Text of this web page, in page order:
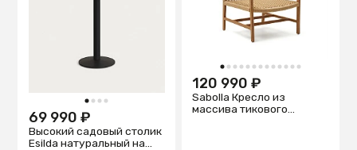
1 2 3 4
69 990 ₽
Высокий садовый столик
Esilda натуральный на
1 2 3 4 5 6 7 8 9 10111213
120 990 ₽
Sabolla Кресло из
массива тикового